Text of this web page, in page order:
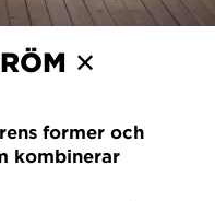
✕
former och
kombinerar